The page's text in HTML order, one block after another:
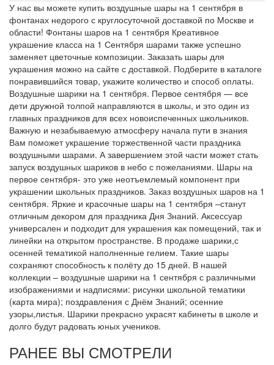
У нас вы можете купить воздушные шары на 1 сентября в
фонтанах недорого с круглосуточной доставкой по Москве и
области! Фонтаны шаров на 1 сентября Креативное
украшение класса на 1 Сентября шарами также успешно
заменяет цветочные композиции. Заказать шары для
украшения можно на сайте с доставкой. Подберите в каталоге
понравившийся товар, укажите количество и способ оплаты.
Воздушные шарики на 1 сентября. Первое сентября — все
дети дружной толпой направляются в школы, и это один из
главных праздников для всех новоиспеченных школьников.
Важную и незабываемую атмосферу начала пути в знания
Вам поможет украшение торжественной части праздника
воздушными шарами. А завершением этой части может стать
запуск воздушных шариков в небо с пожеланиями. Шары на
первое сентября- это уже неотъемлемый компонент при
украшении школьных праздников. Заказ воздушных шаров на 1
сентября. Яркие и красочные шары на 1 сентября –станут
отличным декором для праздника Дня Знаний. Аксессуар
универсален и подходит для украшения как помещений, так и
линейки на открытом пространстве. В продаже шарики,с
осенней тематикой наполненные гелием. Такие шары
сохраняют способность к полёту до 15 дней. В нашей
коллекции – воздушные шарики на 1 сентября с различными
изображениями и надписями: рисунки школьной тематики
(карта мира); поздравления с Днём Знаний; осенние
узоры,листья. Шарики прекрасно украсят кабинеты в школе и
долго будут радовать юных учеников.
РАНЕЕ ВЫ СМОТРЕЛИ